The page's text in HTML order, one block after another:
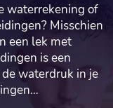
waterrekening of
Misschien
een lek met
is een
waterdruk in je